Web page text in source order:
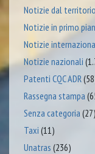
Notizie dal territorio
Notizie in primo
Notizie
Notizie nazionali
Patenti CQC ADR
Rassegna stampa
Senza categoria (27)
Taxi (11)
Unatras (236)